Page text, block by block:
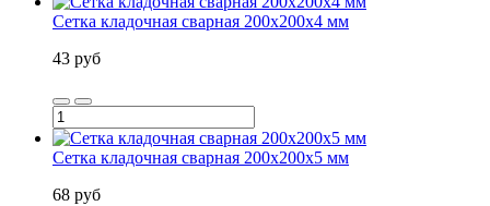
Сетка кладочная сварная 200х200х4 мм
43 руб
Сетка кладочная сварная 200х200х5 мм
68 руб